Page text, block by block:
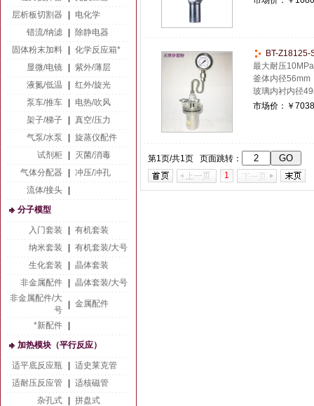
层析板切割器
电化学
错流/纳滤
除静电器
固体粉末加料
化学反应箱*
显微/电镜
紫外/薄层
液氮/低温
红外/旋光
泵车/推车
电热/吹风
架子/梯子
真空/压力
气泵/水泵
旋蒸仪配件
试剂柜
灭菌/消毒
气体分配器
冲压/冲孔
流体/接头
分子模型
入门套装
有机套装
纳米套装
有机套装/大号
生化套装
晶体套装
非金属配件
晶体套装/大号
非金属配件/大
号
金属配件
*新配件
加热模块（平行反应）
适平底反应瓶
适史莱克管
适耐压反应管
适核磁管
杂孔式
拼盘式
BT-
最大耐压
釜体内径56mm
玻璃内衬内径
市场价： ￥
第1页/共1页 页面跳转：
1